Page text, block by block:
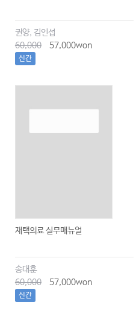
권양, 김인섭
60,000
57,000won
신간
재택의료 실무매뉴얼
송대훈
60,000
57,000won
신간